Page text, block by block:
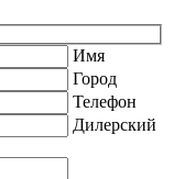
Имя
Город
Телефон
Дилерский